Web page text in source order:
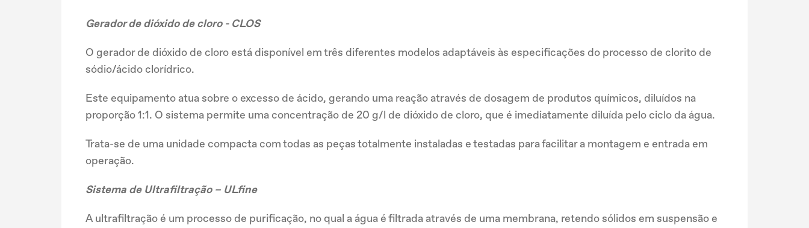
Gerador de dióxido de cloro - CLOS
O gerador de dióxido de cloro está disponível em três diferentes modelos adaptáveis às especificações do processo de clorito de
sódio/ácido clorídrico.
Este equipamento atua sobre o excesso de ácido, gerando uma reação através de dosagem de produtos químicos, diluídos na
proporção 1:1. O sistema permite uma concentração de 20 g/l de dióxido de cloro, que é imediatamente diluída pelo ciclo da água.
Trata-se de uma unidade compacta com todas as peças totalmente instaladas e testadas para facilitar a montagem e entrada em
operação.
Sistema de Ultrafiltração – ULfine
A ultrafiltração é um processo de purificação, no qual a água é filtrada através de uma membrana, retendo sólidos em suspensão e